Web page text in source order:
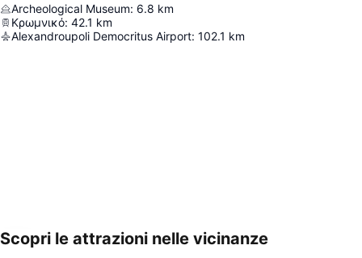
Archeological Museum: 6.8 km
Κρωμνικό: 42.1 km
Alexandroupoli Democritus Airport: 102.1 km
Espandi mappa
Scopri le attrazioni nelle vicinanze